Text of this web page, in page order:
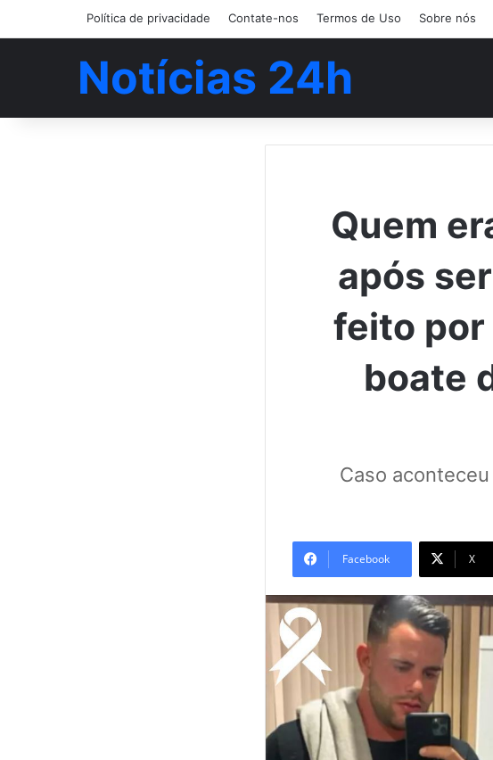
Política de privacidade Contate-nos Termos de Uso Sobre nós
Notícias 24h
Quem
após
feito por
boate
Caso
Facebook X